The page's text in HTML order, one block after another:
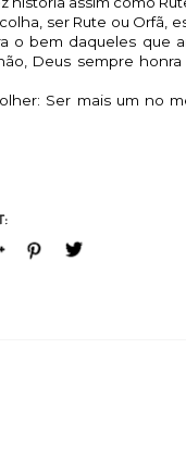
ser Rute ou Orfã,
o bem daqueles que
Deus sempre
Ser mais um no